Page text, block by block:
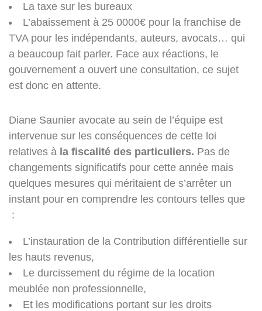
La taxe sur les bureaux
L’abaissement à 25 0000€ pour la franchise de
TVA pour les indépendants, auteurs, avocats… qui
a beaucoup fait parler. Face aux réactions, le
gouvernement a ouvert une consultation, ce sujet
est donc en attente.
Diane Saunier avocate au sein de l’équipe est
intervenue sur les conséquences de cette loi
relatives à la fiscalité des particuliers. Pas de
changements significatifs pour cette année mais
quelques mesures qui méritaient de s’arrêter un
instant pour en comprendre les contours telles que
:
L’instauration de la Contribution différentielle sur
les hauts revenus,
Le durcissement du régime de la location
meublée non professionnelle,
Et les modifications portant sur les droits